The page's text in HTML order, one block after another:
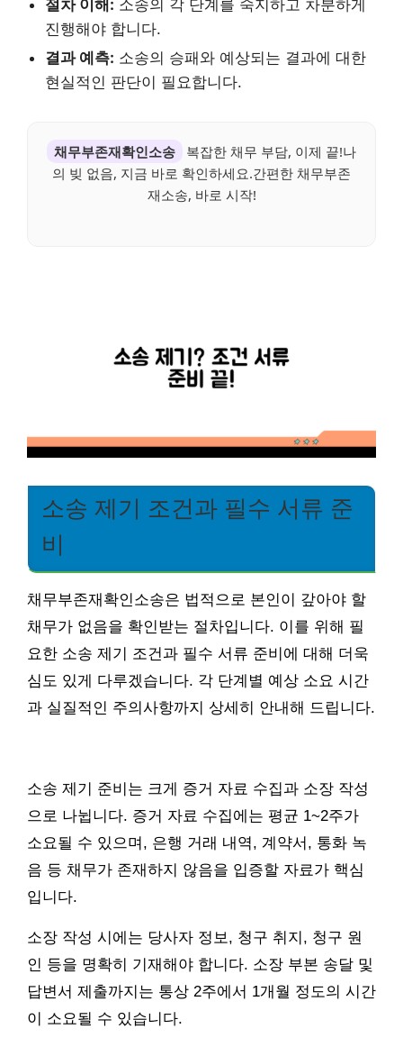
절차 이해: 소송의 각 단계를 숙지하고 차분하게
진행해야 합니다.
결과 예측: 소송의 승패와 예상되는 결과에 대한
현실적인 판단이 필요합니다.
채무부존재확인소송
복잡한 채무 부담, 이제 끝!나
의 빚 없음, 지금 바로 확인하세요.간편한 채무부존
재소송, 바로 시작!
소송 제기 조건과 필수 서류 준
비
채무부존재확인소송은 법적으로 본인이 갚아야 할
채무가 없음을 확인받는 절차입니다. 이를 위해 필
요한 소송 제기 조건과 필수 서류 준비에 대해 더욱
심도 있게 다루겠습니다. 각 단계별 예상 소요 시간
과 실질적인 주의사항까지 상세히 안내해 드립니다.
소송 제기 준비는 크게 증거 자료 수집과 소장 작성
으로 나뉩니다. 증거 자료 수집에는 평균 1~2주가
소요될 수 있으며, 은행 거래 내역, 계약서, 통화 녹
음 등 채무가 존재하지 않음을 입증할 자료가 핵심
입니다.
소장 작성 시에는 당사자 정보, 청구 취지, 청구 원
인 등을 명확히 기재해야 합니다. 소장 부본 송달 및
답변서 제출까지는 통상 2주에서 1개월 정도의 시간
이 소요될 수 있습니다.